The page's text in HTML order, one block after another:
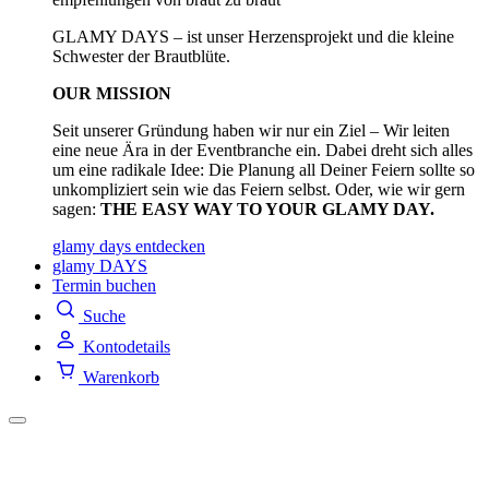
GLAMY DAYS – ist unser Herzensprojekt und die kleine
Schwester der Brautblüte.
OUR MISSION
Seit unserer Gründung haben wir nur ein Ziel – Wir leiten
eine neue Ära in der Eventbranche ein. Dabei dreht sich alles
um eine radikale Idee: Die Planung all Deiner Feiern sollte so
unkompliziert sein wie das Feiern selbst. Oder, wie wir gern
sagen: THE EASY WAY TO YOUR GLAMY DAY.
glamy days entdecken
glamy DAYS
Termin buchen
Suche
Kontodetails
Warenkorb